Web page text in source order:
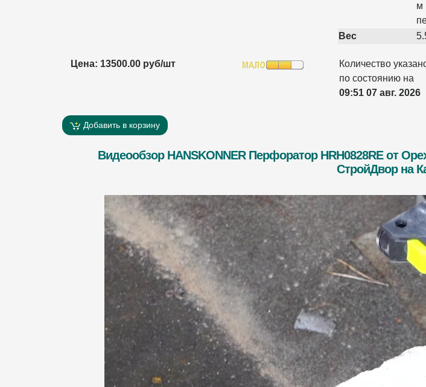
м
Вес
Цена: 13500.00 руб/шт
Количество
по состоянию на
09:51 07 авг. 2026
Добавить в корзину
Видеообзор HANSKONNER Перфоратор HRH0828RE от
СтройДвор на